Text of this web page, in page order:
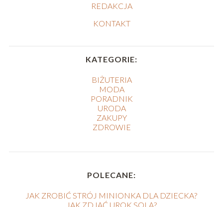
REDAKCJA
KONTAKT
KATEGORIE:
BIŻUTERIA
MODA
PORADNIK
URODA
ZAKUPY
ZDROWIE
POLECANE:
JAK ZROBIĆ STRÓJ MINIONKA DLA DZIECKA?
JAK ZDJĄĆ UROK SOLĄ?